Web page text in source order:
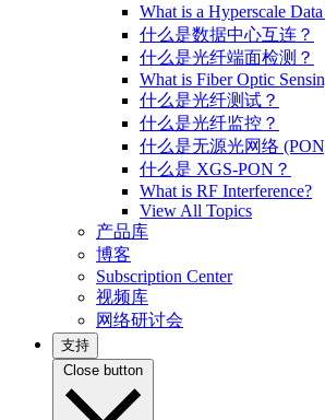
What is a Hyperscale
什么是数据中心互连？
什么是光纤端面检测？
What is Fiber Optic
什么是光纤测试？
什么是光纤监控？
什么是无源光网络
什么是 XGS-PON？
What is RF Interference?
View All Topics
产品库
博客
Subscription Center
视频库
网络研讨会
支持
Close button